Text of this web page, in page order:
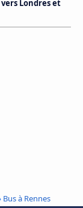
Londres et
Bus à Rennes